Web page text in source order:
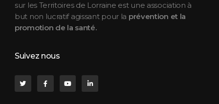
sur les Territoires de Lorraine est une association à
but non lucratif agissant pour la prévention et la
promotion de la santé.
Suivez nous